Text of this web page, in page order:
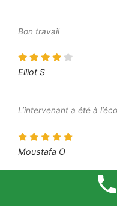
Bon travail
Elliot S
L’intervenant a été à
Moustafa O
Je suis très content du